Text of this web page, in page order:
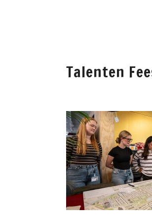
Talenten